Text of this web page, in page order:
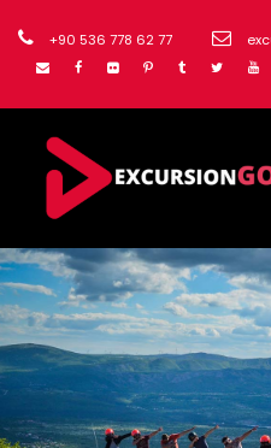
+90 536 778 62 77